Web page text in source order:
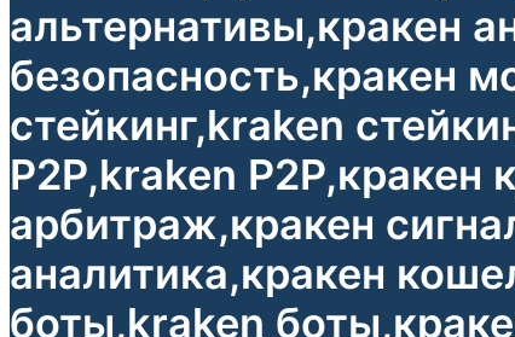
альтернативы,кракен
безопасность,кракен
стейкинг,kraken
P2P,kraken
арбитраж,кракен
аналитика,кракен
боты,kraken